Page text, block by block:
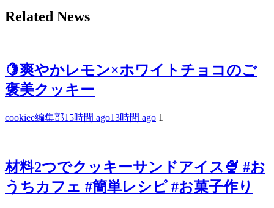
Related News
🍋爽やかレモン×ホワイトチョコのご
褒美クッキー
cookiee編集部15時間 ago13時間 ago 1
材料2つでクッキーサンドアイス🍨 #お
うちカフェ #簡単レシピ #お菓子作り